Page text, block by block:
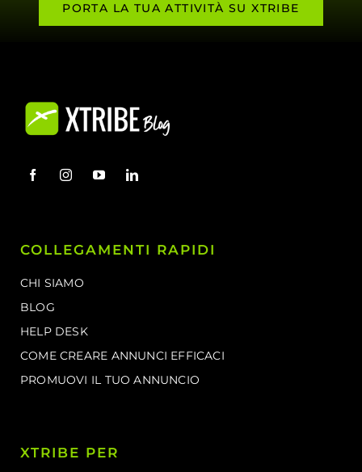
PORTA LA TUA ATTIVITÀ SU XTRIBE
COLLEGAMENTI RAPIDI
CHI SIAMO
BLOG
HELP DESK
COME CREARE ANNUNCI EFFICACI
PROMUOVI IL TUO ANNUNCIO
XTRIBE PER